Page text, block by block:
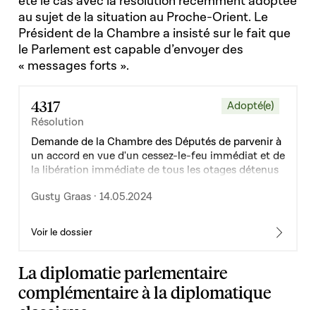
au sujet de la situation au Proche-Orient. Le
Président de la Chambre a insisté sur le fait que
le Parlement est capable d’envoyer des
« messages forts ».
4317
Résolution
Adopté(e)
Demande de la Chambre des Députés de parvenir à
un accord en vue d'un cessez-le-feu immédiat et de
la libération immédiate de tous les otages détenus
Gusty Graas · 14.05.2024
Voir le dossier
La diplomatie parlementaire
complémentaire à la diplomatique